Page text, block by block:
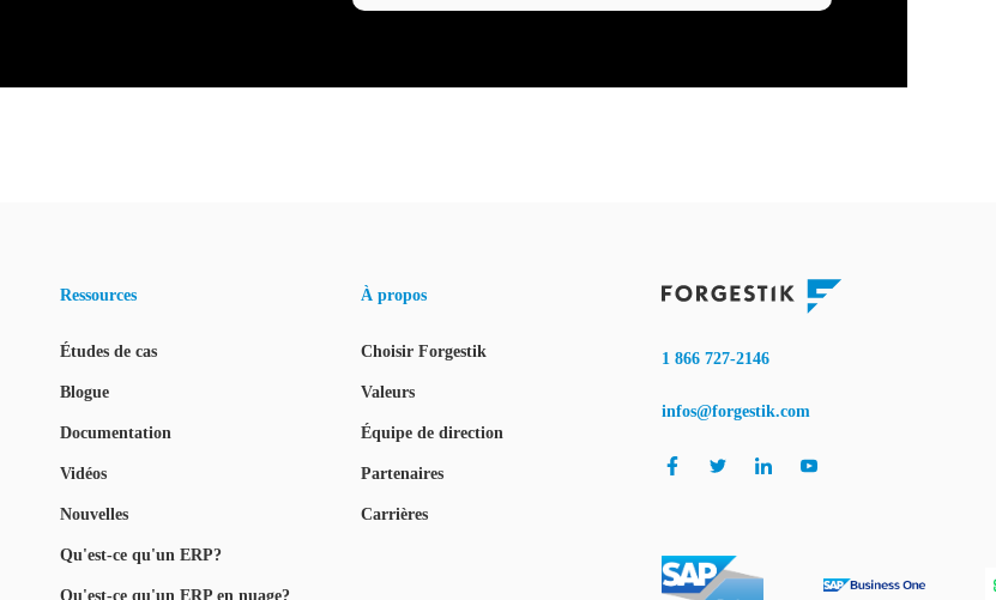
Ressources
Études de cas
Blogue
Documentation
Vidéos
Nouvelles
Qu'est-ce qu'un ERP?
Qu'est-ce qu'un ERP en nuage?
À propos
Choisir Forgestik
Valeurs
Équipe de direction
Partenaires
Carrières
1 866 727-2146
infos@forgestik.com